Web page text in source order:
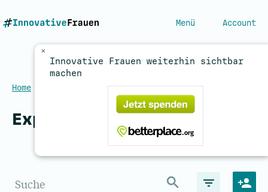
×
Innovative Frauen weiterhin sichtbar
machen
Menü Account
Home
Expertinnen